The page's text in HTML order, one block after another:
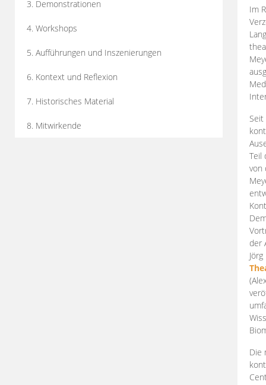
3. Demonstrationen
4. Workshops
5. Aufführungen und Inszenierungen
6. Kontext und Reflexion
7. Historisches Material
8. Mitwirkende
Im
Teil
von
der
Die